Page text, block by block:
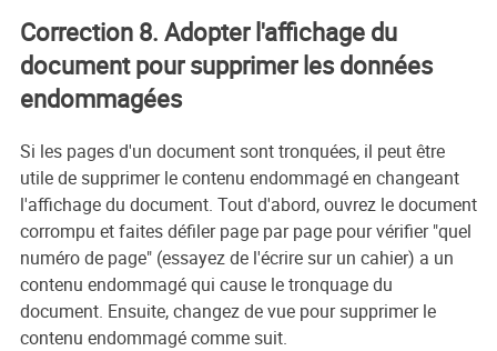
Correction 8. Adopter l'affichage du
document pour supprimer les données
endommagées
Si les pages d'un document sont tronquées, il peut être
utile de supprimer le contenu endommagé en changeant
l'affichage du document. Tout d'abord, ouvrez le document
corrompu et faites défiler page par page pour vérifier "quel
numéro de page" (essayez de l'écrire sur un cahier) a un
contenu endommagé qui cause le tronquage du
document. Ensuite, changez de vue pour supprimer le
contenu endommagé comme suit.